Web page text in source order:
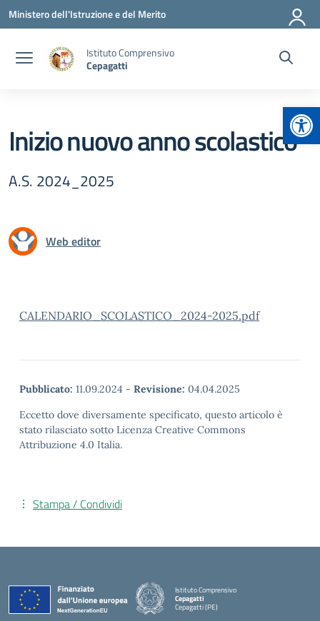
Vai ai contenuti
Vai al menu di navigazione
Vai al footer
Ministero dell'Istruzione e del Merito
Istituto Comprensivo
Cepagatti
Inizio nuovo anno scolastico
A.S. 2024_2025
Web editor
CALENDARIO_SCOLASTICO_2024-2025.pdf
Pubblicato: 11.09.2024 - Revisione: 04.04.2025
Eccetto dove diversamente specificato, questo articolo è
stato rilasciato sotto Licenza Creative Commons
Attribuzione 4.0 Italia.
Stampa / Condividi
Istituto Comprensivo
Cepagatti
Cepagatti (PE)
— Visita la pagina iniziale della scuola